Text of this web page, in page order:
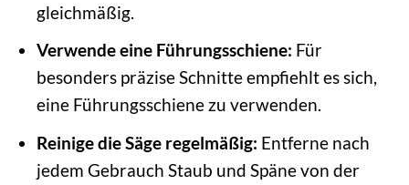
gleichmäßig.
Verwende eine Führungsschiene: Für
besonders präzise Schnitte empfiehlt es sich,
eine Führungsschiene zu verwenden.
Reinige die Säge regelmäßig: Entferne nach
jedem Gebrauch Staub und Späne von der